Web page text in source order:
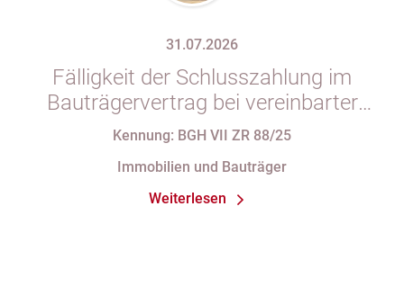
31.07.2026
Fälligkeit der Schlusszahlung im
Bauträgervertrag bei vereinbarter
Zahlung „nach vollständiger
Abnahmeprotokoll festgehaltener
Mängel am Sondereigentum
Kennung: BGH VII ZR 88/25
Immobilien und Bauträger
Weiterlesen